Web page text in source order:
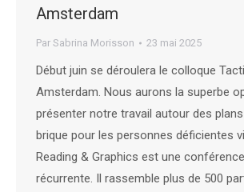
Amsterdam
Par Sabrina Morisson 23 mai 2025
Début juin se déroulera le colloque
Amsterdam. Nous aurons la superbe
présenter notre travail autour des
brique pour les personnes déficientes
Reading & Graphics est une
récurrente. Il rassemble plus de 500